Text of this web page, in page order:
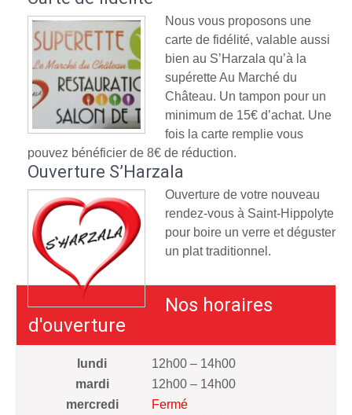
Nous vous proposons une
carte de fidélité, valable aussi
bien au S’Harzala qu’à la
supérette Au Marché du
Château. Un tampon pour un
minimum de 15€ d’achat. Une
fois la carte remplie vous
pouvez bénéficier de 8€ de réduction.
Ouverture S’Harzala
Ouverture de votre nouveau
rendez-vous à Saint-Hippolyte
pour boire un verre et déguster
un plat traditionnel.
Nos horaires
d'ouverture
lundi
12h00 – 14h00
mardi
12h00 – 14h00
mercredi
Fermé